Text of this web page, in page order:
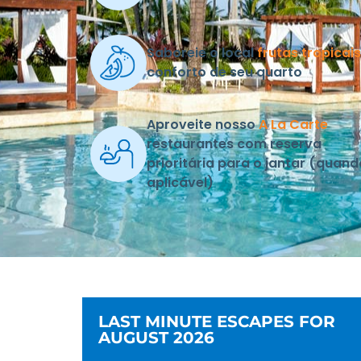
Saboreie o localfrutas tropicais
conforto de seu quarto
Aproveite nossoA La Carte
restaurantes com reserva
prioritária para o jantar
aplicável)
LAST MINUTE ESCAPES FOR
AUGUST 2026